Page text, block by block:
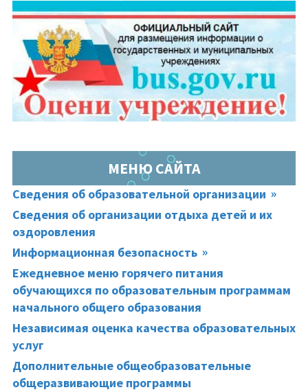
ОСНОВНАЯ
ПАНЕЛЬ
МЕНЮ САЙТА
Сведения об образовательной организации
Сведения об организации отдыха детей и их
оздоровления
Информационная безопасность
Ежедневное меню горячего питания
обучающихся по образовательным программам
начального общего образования
Независимая оценка качества образовательных
услуг
Дополнительные общеобразовательные
общеразвивающие программы